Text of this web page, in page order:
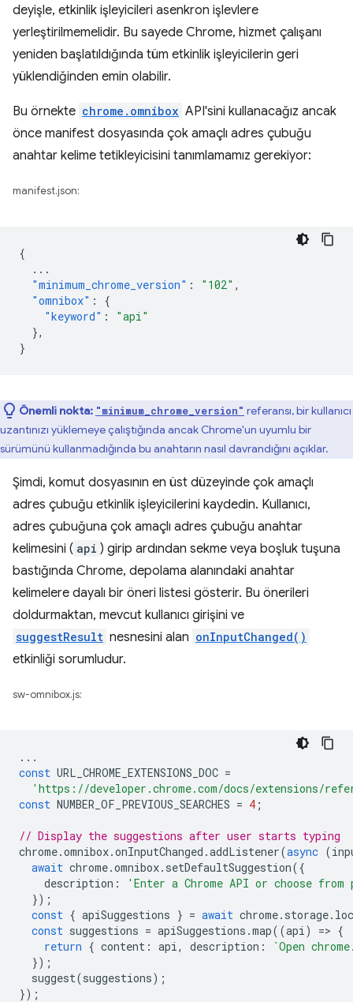
deyişle, etkinlik işleyicileri asenkron işlevlere
yerleştirilmemelidir. Bu sayede Chrome, hizmet çalışanı
yeniden başlatıldığında tüm etkinlik işleyicilerin geri
yüklendiğinden emin olabilir.
Bu örnekte chrome.omnibox API'sini kullanacağız ancak
önce manifest dosyasında çok amaçlı adres çubuğu
anahtar kelime tetikleyicisini tanımlamamız gerekiyor:
manifest.json:
{
...
"minimum_chrome_version" : "102" ,
"omnibox" :
{
"keyword" :
"api"
},
}
Önemli nokta: "minimum_chrome_version" referansı, bir kullanıcı
uzantınızı yüklemeye çalıştığında ancak Chrome'un uyumlu bir
sürümünü kullanmadığında bu anahtarın nasıl davrandığını açıklar.
Şimdi, komut dosyasının en üst düzeyinde çok amaçlı
adres çubuğu etkinlik işleyicilerini kaydedin. Kullanıcı,
adres çubuğuna çok amaçlı adres çubuğu anahtar
kelimesini ( api ) girip ardından sekme veya boşluk tuşuna
bastığında Chrome, depolama alanındaki anahtar
kelimelere dayalı bir öneri listesi gösterir. Bu önerileri
doldurmaktan, mevcut kullanıcı girişini ve
suggestResult nesnesini alan onInputChanged()
etkinliği sorumludur.
sw-omnibox.js:
...
const URL_CHROME_EXTENSIONS_DOC =
'https://developer.chrome.com/docs/extensions/
const NUMBER_OF_PREVIOUS_SEARCHES = 4 ;
// Display the suggestions after user starts typing
chrome.omnibox.onInputChanged .addListener(async (
await chrome.omnibox. setDefaultSuggestion({
description :
'Enter a Chrome API or choose from
});
const { apiSuggestions } = await chrome. storage.
const suggestions = apiSuggestions .map((api) => {
return { content : api, description :
`Open
});
suggest(suggestions);
});